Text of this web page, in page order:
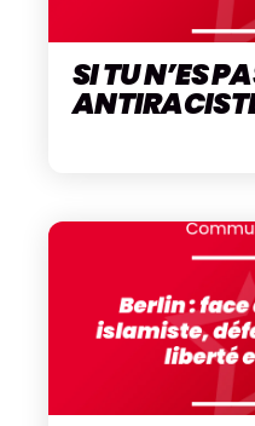
SI TU N’ES